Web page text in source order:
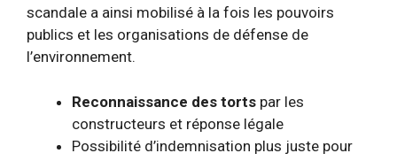
scandale a ainsi mobilisé à la fois les pouvoirs
publics et les organisations de défense de
l’environnement.
Reconnaissance des torts par les
constructeurs et réponse légale
Possibilité d’indemnisation plus juste pour